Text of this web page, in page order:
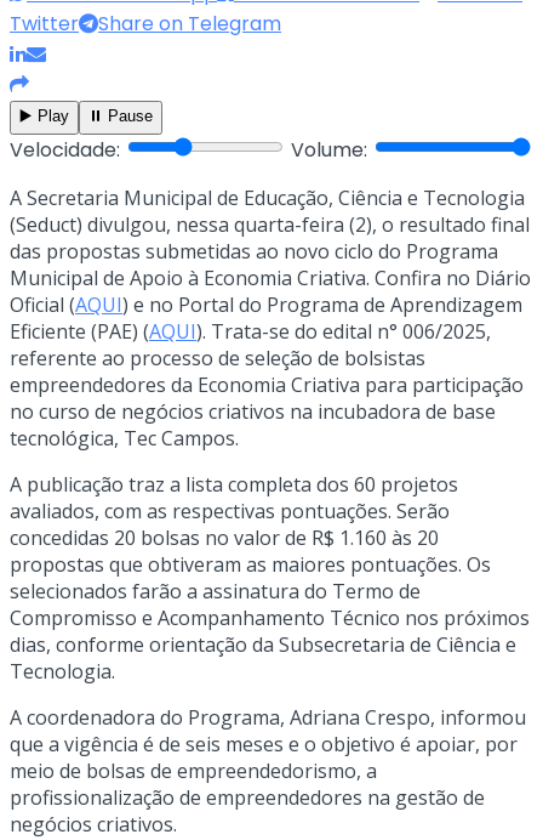
Twitter
Share on Telegram
▶️ Play ⏸️ Pause
Velocidade: Volume:
A Secretaria Municipal de Educação, Ciência e Tecnologia
(Seduct) divulgou, nessa quarta-feira (2), o resultado final
das propostas submetidas ao novo ciclo do Programa
Municipal de Apoio à Economia Criativa. Confira no Diário
Oficial (AQUI) e no Portal do Programa de Aprendizagem
Eficiente (PAE) (AQUI). Trata-se do edital n° 006/2025,
referente ao processo de seleção de bolsistas
empreendedores da Economia Criativa para participação
no curso de negócios criativos na incubadora de base
tecnológica, Tec Campos.
A publicação traz a lista completa dos 60 projetos
avaliados, com as respectivas pontuações. Serão
concedidas 20 bolsas no valor de R$ 1.160 às 20
propostas que obtiveram as maiores pontuações. Os
selecionados farão a assinatura do Termo de
Compromisso e Acompanhamento Técnico nos próximos
dias, conforme orientação da Subsecretaria de Ciência e
Tecnologia.
A coordenadora do Programa, Adriana Crespo, informou
que a vigência é de seis meses e o objetivo é apoiar, por
meio de bolsas de empreendedorismo, a
profissionalização de empreendedores na gestão de
negócios criativos.